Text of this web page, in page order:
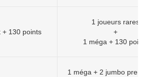
+ 130 points
1 joueurs rares
+
1 méga + 130 points
1 méga + 2 jumbo